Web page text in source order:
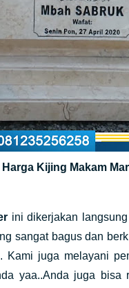
Harga Kijing Makam
ini dikerjakan
sangat bagus dan
juga melayani
yaa..Anda juga